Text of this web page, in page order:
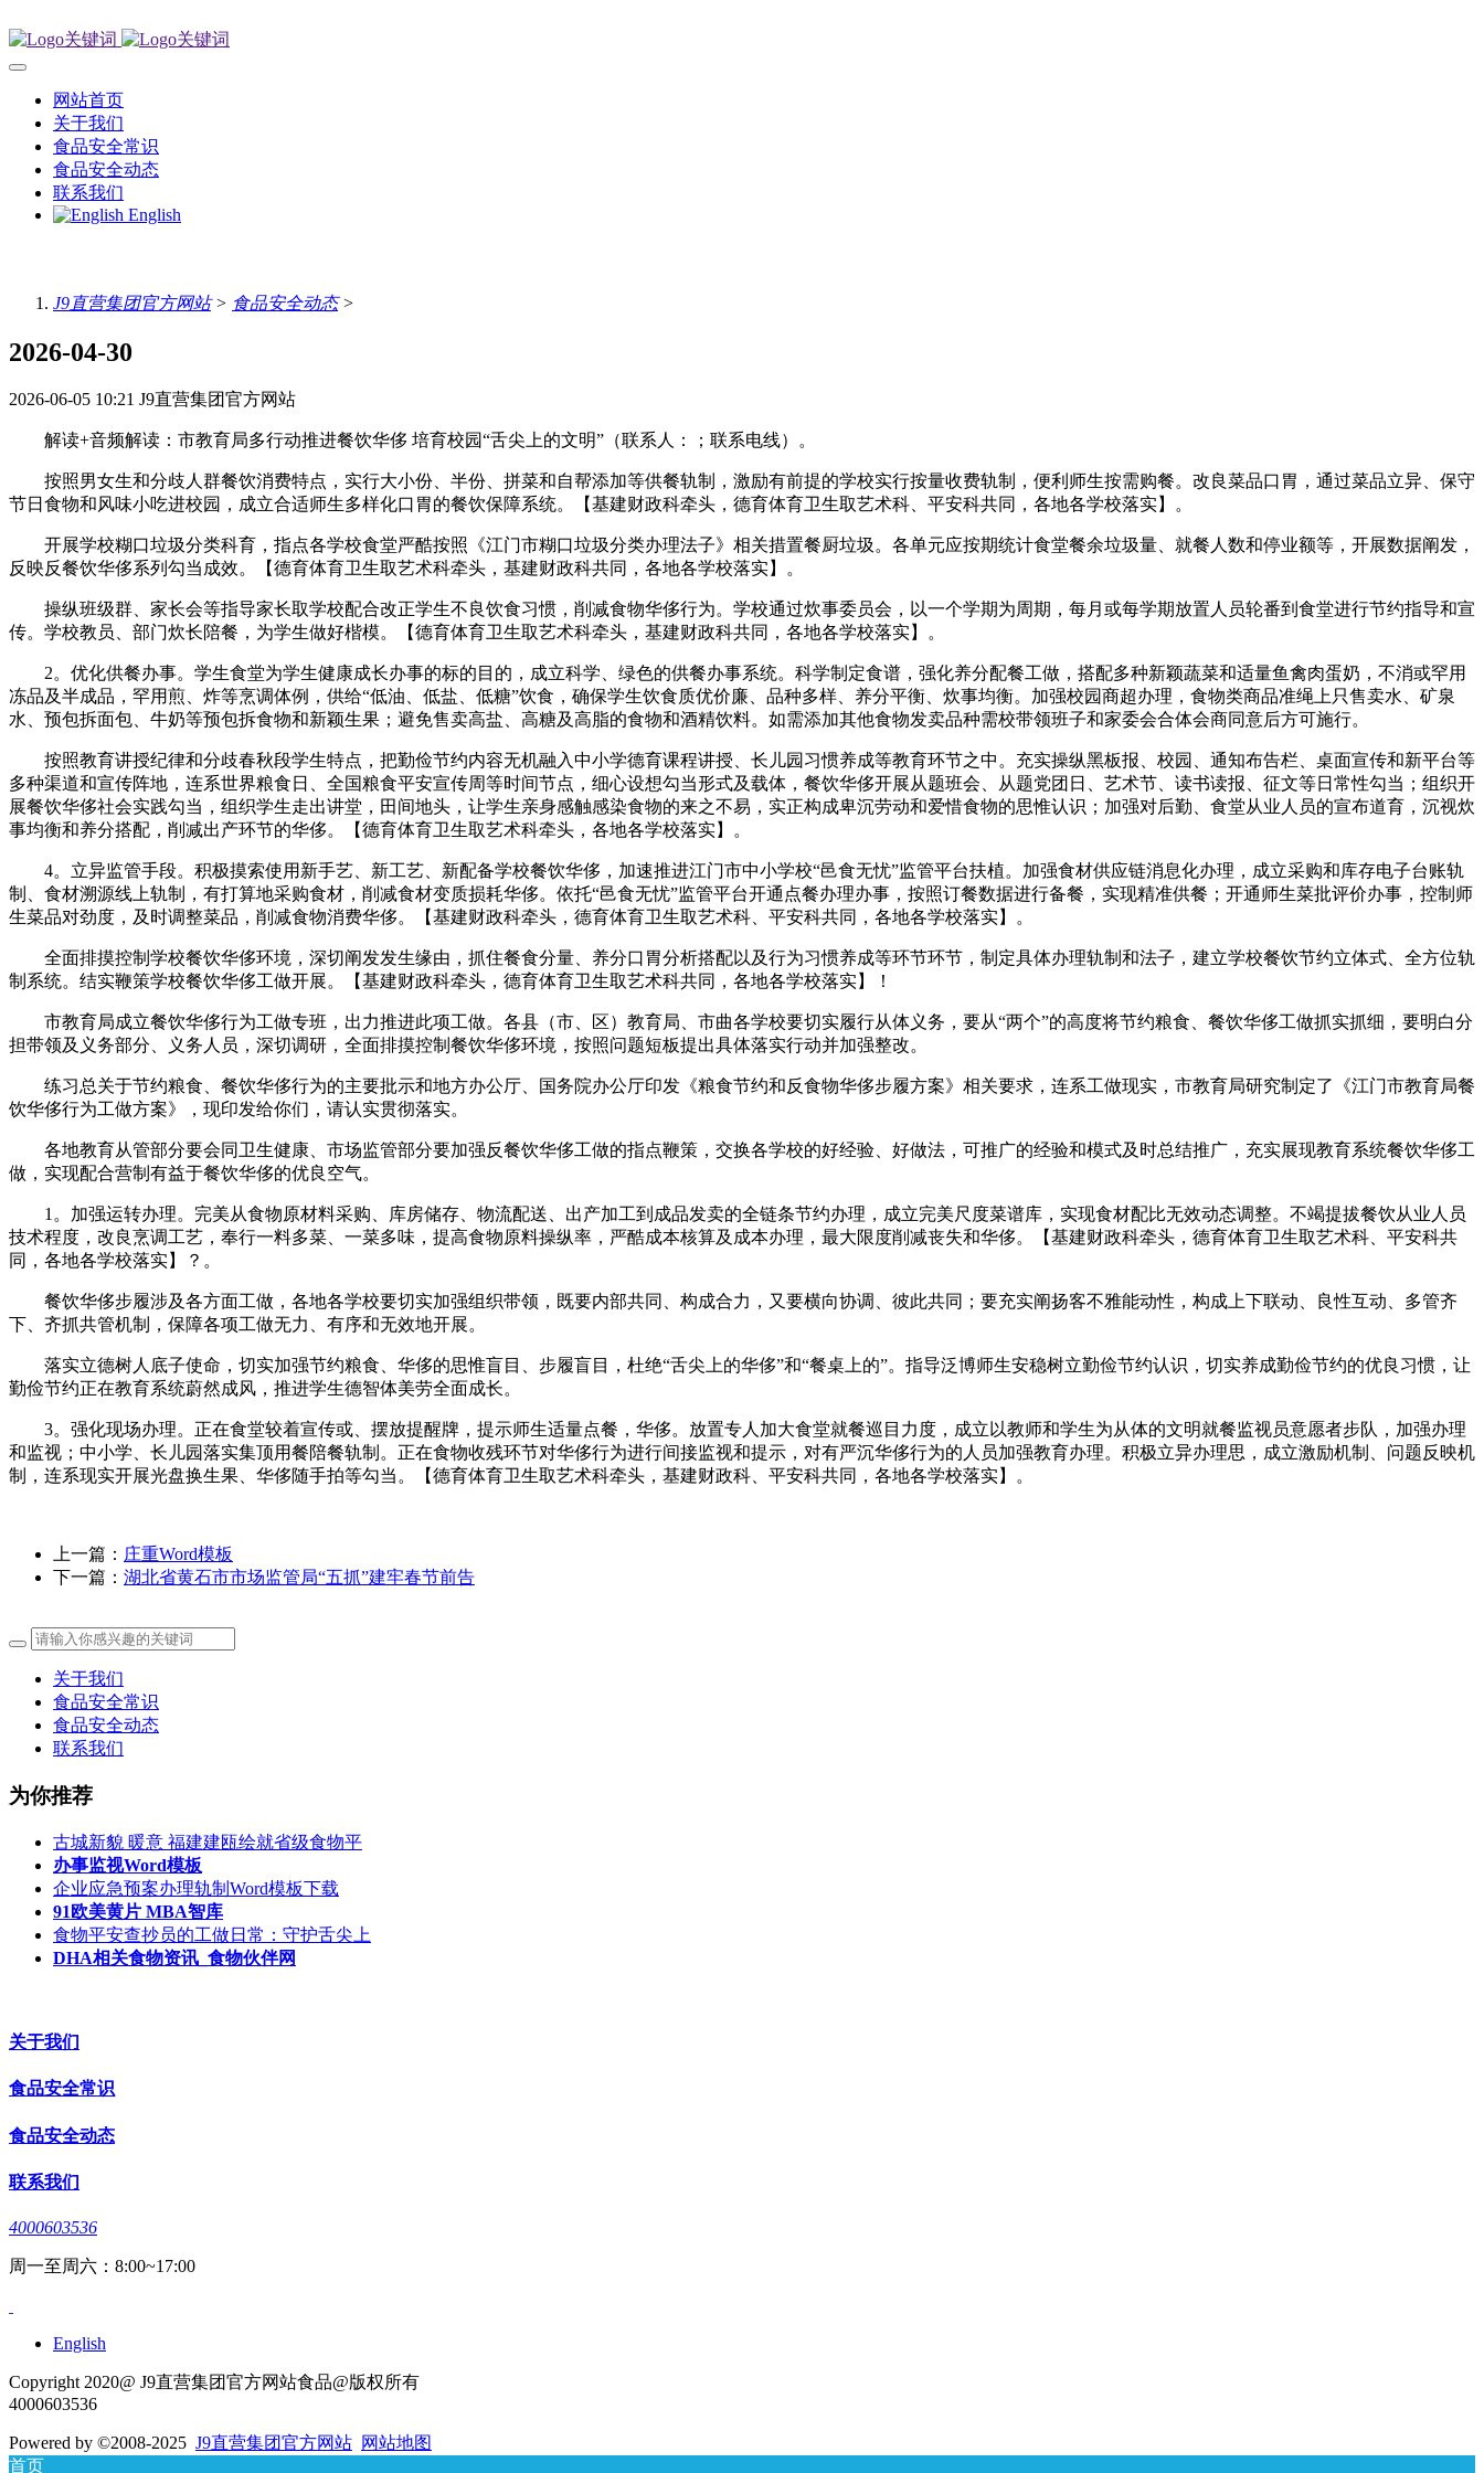
网站首页
关于我们
食品安全常识
食品安全动态
联系我们
English
J9直营集团官方网站> 食品安全动态>
2026-04-30
2026-06-05 10:21 J9直营集团官方网站
解读+音频解读：市教育局多行动推进餐饮华侈 培育校园“舌尖上的文明”（联系人：；联系电线）。
按照男女生和分歧人群餐饮消费特点，实行大小份、半份、拼菜和自帮添加等供餐轨制，激励有前提的学校实行按量收费轨制，便利师生按需购餐。改良菜品口胃，通过菜品立异、保守
节日食物和风味小吃进校园，成立合适师生多样化口胃的餐饮保障系统。【基建财政科牵头，德育体育卫生取艺术科、平安科共同，各地各学校落实】。
开展学校糊口垃圾分类科育，指点各学校食堂严酷按照《江门市糊口垃圾分类办理法子》相关措置餐厨垃圾。各单元应按期统计食堂餐余垃圾量、就餐人数和停业额等，开展数据阐发，
反映反餐饮华侈系列勾当成效。【德育体育卫生取艺术科牵头，基建财政科共同，各地各学校落实】。
操纵班级群、家长会等指导家长取学校配合改正学生不良饮食习惯，削减食物华侈行为。学校通过炊事委员会，以一个学期为周期，每月或每学期放置人员轮番到食堂进行节约指导和宣
传。学校教员、部门炊长陪餐，为学生做好楷模。【德育体育卫生取艺术科牵头，基建财政科共同，各地各学校落实】。
2。优化供餐办事。学生食堂为学生健康成长办事的标的目的，成立科学、绿色的供餐办事系统。科学制定食谱，强化养分配餐工做，搭配多种新颖蔬菜和适量鱼禽肉蛋奶，不消或罕用
冻品及半成品，罕用煎、炸等烹调体例，供给“低油、低盐、低糖”饮食，确保学生饮食质优价廉、品种多样、养分平衡、炊事均衡。加强校园商超办理，食物类商品准绳上只售卖水、矿泉
水、预包拆面包、牛奶等预包拆食物和新颖生果；避免售卖高盐、高糖及高脂的食物和酒精饮料。如需添加其他食物发卖品种需校带领班子和家委会合体会商同意后方可施行。
按照教育讲授纪律和分歧春秋段学生特点，把勤俭节约内容无机融入中小学德育课程讲授、长儿园习惯养成等教育环节之中。充实操纵黑板报、校园、通知布告栏、桌面宣传和新平台等
多种渠道和宣传阵地，连系世界粮食日、全国粮食平安宣传周等时间节点，细心设想勾当形式及载体，餐饮华侈开展从题班会、从题党团日、艺术节、读书读报、征文等日常性勾当；组织开
展餐饮华侈社会实践勾当，组织学生走出讲堂，田间地头，让学生亲身感触感染食物的来之不易，实正构成卑沉劳动和爱惜食物的思惟认识；加强对后勤、食堂从业人员的宣布道育，沉视炊
事均衡和养分搭配，削减出产环节的华侈。【德育体育卫生取艺术科牵头，各地各学校落实】。
4。立异监管手段。积极摸索使用新手艺、新工艺、新配备学校餐饮华侈，加速推进江门市中小学校“邑食无忧”监管平台扶植。加强食材供应链消息化办理，成立采购和库存电子台账轨
制、食材溯源线上轨制，有打算地采购食材，削减食材变质损耗华侈。依托“邑食无忧”监管平台开通点餐办理办事，按照订餐数据进行备餐，实现精准供餐；开通师生菜批评价办事，控制师
生菜品对劲度，及时调整菜品，削减食物消费华侈。【基建财政科牵头，德育体育卫生取艺术科、平安科共同，各地各学校落实】。
全面排摸控制学校餐饮华侈环境，深切阐发发生缘由，抓住餐食分量、养分口胃分析搭配以及行为习惯养成等环节环节，制定具体办理轨制和法子，建立学校餐饮节约立体式、全方位轨
制系统。结实鞭策学校餐饮华侈工做开展。【基建财政科牵头，德育体育卫生取艺术科共同，各地各学校落实】！
市教育局成立餐饮华侈行为工做专班，出力推进此项工做。各县（市、区）教育局、市曲各学校要切实履行从体义务，要从“两个”的高度将节约粮食、餐饮华侈工做抓实抓细，要明白分
担带领及义务部分、义务人员，深切调研，全面排摸控制餐饮华侈环境，按照问题短板提出具体落实行动并加强整改。
练习总关于节约粮食、餐饮华侈行为的主要批示和地方办公厅、国务院办公厅印发《粮食节约和反食物华侈步履方案》相关要求，连系工做现实，市教育局研究制定了《江门市教育局餐
饮华侈行为工做方案》，现印发给你们，请认实贯彻落实。
各地教育从管部分要会同卫生健康、市场监管部分要加强反餐饮华侈工做的指点鞭策，交换各学校的好经验、好做法，可推广的经验和模式及时总结推广，充实展现教育系统餐饮华侈工
做，实现配合营制有益于餐饮华侈的优良空气。
1。加强运转办理。完美从食物原材料采购、库房储存、物流配送、出产加工到成品发卖的全链条节约办理，成立完美尺度菜谱库，实现食材配比无效动态调整。不竭提拔餐饮从业人员
技术程度，改良烹调工艺，奉行一料多菜、一菜多味，提高食物原料操纵率，严酷成本核算及成本办理，最大限度削减丧失和华侈。【基建财政科牵头，德育体育卫生取艺术科、平安科共
同，各地各学校落实】？。
餐饮华侈步履涉及各方面工做，各地各学校要切实加强组织带领，既要内部共同、构成合力，又要横向协调、彼此共同；要充实阐扬客不雅能动性，构成上下联动、良性互动、多管齐
下、齐抓共管机制，保障各项工做无力、有序和无效地开展。
落实立德树人底子使命，切实加强节约粮食、华侈的思惟盲目、步履盲目，杜绝“舌尖上的华侈”和“餐桌上的”。指导泛博师生安稳树立勤俭节约认识，切实养成勤俭节约的优良习惯，让
勤俭节约正在教育系统蔚然成风，推进学生德智体美劳全面成长。
3。强化现场办理。正在食堂较着宣传或、摆放提醒牌，提示师生适量点餐，华侈。放置专人加大食堂就餐巡目力度，成立以教师和学生为从体的文明就餐监视员意愿者步队，加强办理
和监视；中小学、长儿园落实集顶用餐陪餐轨制。正在食物收残环节对华侈行为进行间接监视和提示，对有严沉华侈行为的人员加强教育办理。积极立异办理思，成立激励机制、问题反映机
制，连系现实开展光盘换生果、华侈随手拍等勾当。【德育体育卫生取艺术科牵头，基建财政科、平安科共同，各地各学校落实】。
上一篇： 庄重Word模板
下一篇： 湖北省黄石市市场监管局“五抓”建牢春节前告
关于我们
食品安全常识
食品安全动态
联系我们
为你推荐
古城新貌 暖意 福建建瓯绘就省级食物平
办事监视Word模板
企业应急预案办理轨制Word模板下载
91欧美黄片 MBA智库
食物平安查抄员的工做日常：守护舌尖上
DHA相关食物资讯_食物伙伴网
关于我们
食品安全常识
食品安全动态
联系我们
4000603536
周一至周六：8:00~17:00
English
Copyright 2020@ J9直营集团官方网站食品@版权所有
4000603536
Powered by ©2008-2025 J9直营集团官方网站 网站地图
首页